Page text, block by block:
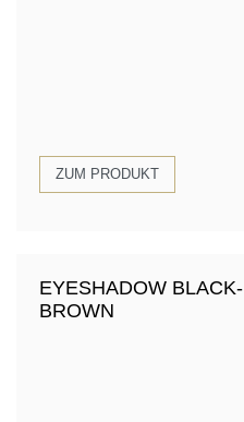
ZUM PRODUKT
EYESHADOW BLACK-
BROWN